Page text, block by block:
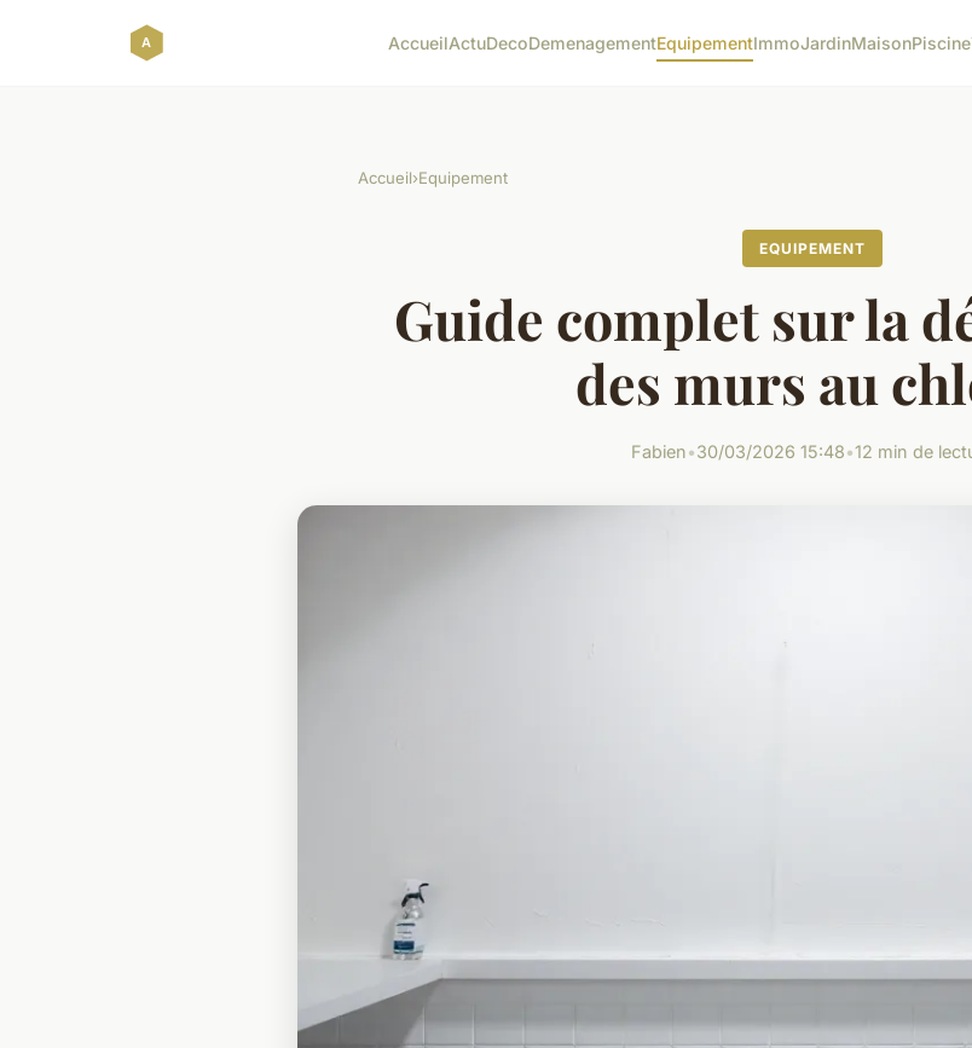
AccueilActuDecoDemenagementEquipementImmoJardinMaisonPiscine
Accueil›Equipement
EQUIPEMENT
Guide complet sur la
des murs au
Fabien•30/03/2026 15:48•12 min de